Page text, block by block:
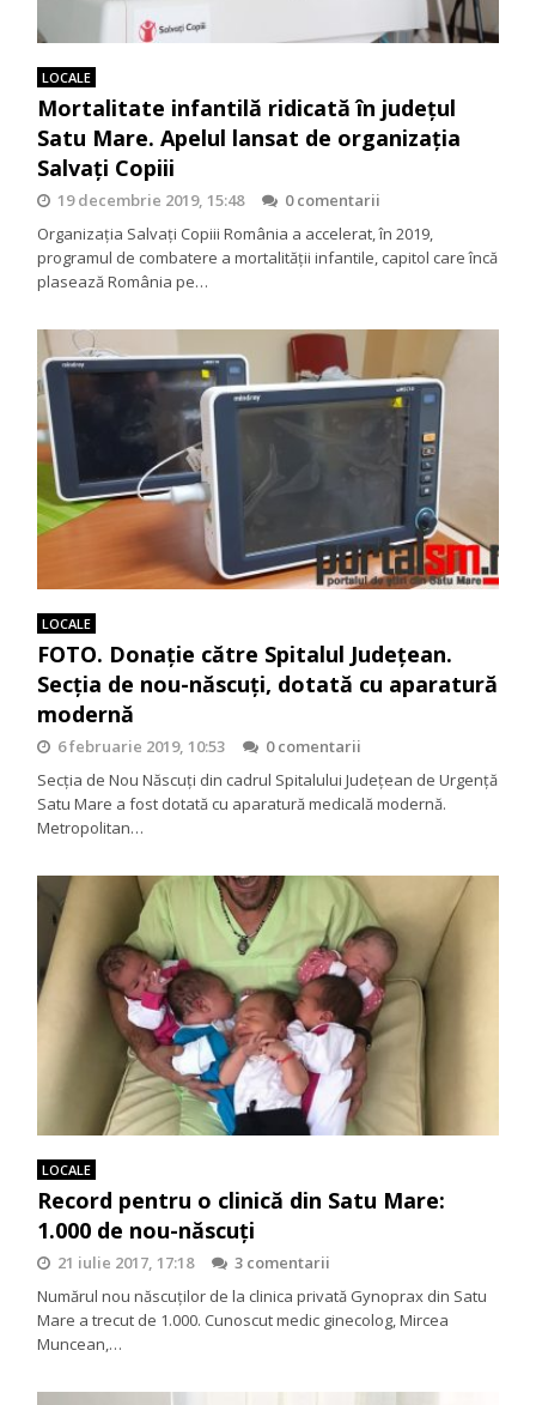
LOCALE
Mortalitate infantilă ridicată în județul
Satu Mare. Apelul lansat de organizația
Salvați Copiii
19 decembrie 2019, 15:48
0 comentarii
Organizația Salvați Copiii România a accelerat, în 2019,
programul de combatere a mortalității infantile, capitol care încă
plasează România pe…
LOCALE
FOTO. Donație către Spitalul Județean.
Secția de nou-născuți, dotată cu aparatură
modernă
6 februarie 2019, 10:53
0 comentarii
Secția de Nou Născuți din cadrul Spitalului Județean de Urgență
Satu Mare a fost dotată cu aparatură medicală modernă.
Metropolitan…
LOCALE
Record pentru o clinică din Satu Mare:
1.000 de nou-născuți
21 iulie 2017, 17:18
3 comentarii
Numărul nou născuților de la clinica privată Gynoprax din Satu
Mare a trecut de 1.000. Cunoscut medic ginecolog, Mircea
Muncean,…